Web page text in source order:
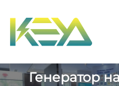
Генератор